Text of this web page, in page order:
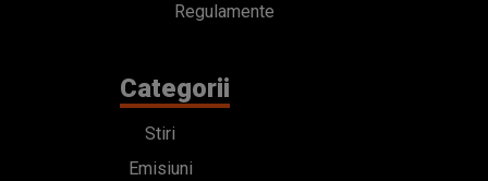
Regulamente
Categorii
Stiri
Emisiuni